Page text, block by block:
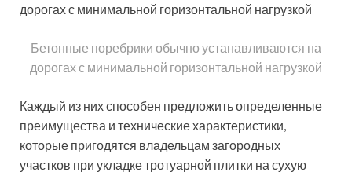
Бетонные поребрики обычно устанавливаются на
дорогах с минимальной горизонтальной нагрузкой
Каждый из них способен предложить определенные
преимущества и технические характеристики,
которые пригодятся владельцам загородных
участков при укладке тротуарной плитки на сухую